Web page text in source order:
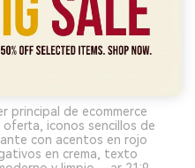
principal de ecommerce
iconos sencillos de
con acentos en rojo
en crema, texto